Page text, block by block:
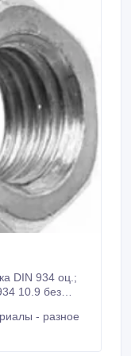
- разное